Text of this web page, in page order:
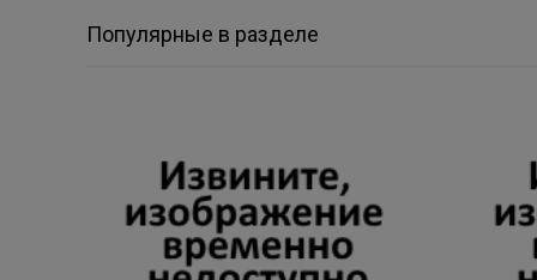
Популярные в разделе